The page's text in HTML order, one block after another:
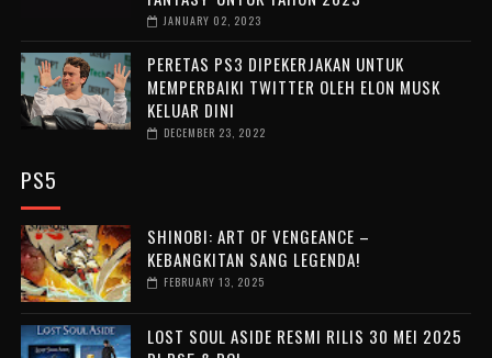
JANUARY 02, 2023
PERETAS PS3 DIPEKERJAKAN UNTUK
MEMPERBAIKI TWITTER OLEH ELON MUSK
KELUAR DINI
DECEMBER 23, 2022
PS5
SHINOBI: ART OF VENGEANCE –
KEBANGKITAN SANG LEGENDA!
FEBRUARY 13, 2025
LOST SOUL ASIDE RESMI RILIS 30 MEI 2025